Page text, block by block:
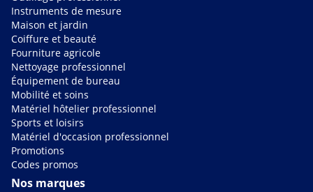
Instruments de mesure
Maison et jardin
Coiffure et beauté
Fourniture agricole
Nettoyage professionnel
Équipement de bureau
Mobilité et soins
Matériel hôtelier professionnel
Sports et loisirs
Matériel d'occasion professionnel
Promotions
Codes promos
Nos marques